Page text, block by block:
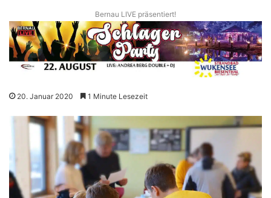
Bernau LIVE präsentiert!
20. Januar 2020 1 Minute Lesezeit